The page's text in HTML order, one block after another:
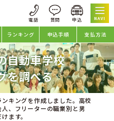
NAVI
ランキング 申込手順 支払方法
自動車学校
を調べる
キングを作成しました。高校
、フリーターの職業別と男
ます。